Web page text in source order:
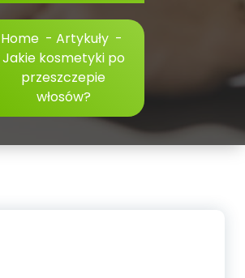
Home - Artykuły -
Jakie kosmetyki po
przeszczepie
włosów?